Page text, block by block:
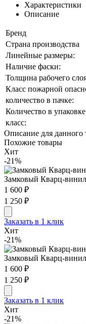
Характеристики
Описание
Бренд
Страна производства
Линейные размеры:
Наличие фаски:
Толщина рабочего
Класс пожарной
количество в пачке:
Количество в
класс:
Описание для данного
Похожие товары
Хит
-21%
Замковый Кварц-
1 600 ₽
1 250 ₽
Заказать в 1 клик
Хит
-21%
Замковый Кварц-
1 600 ₽
1 250 ₽
Заказать в 1 клик
Хит
-21%